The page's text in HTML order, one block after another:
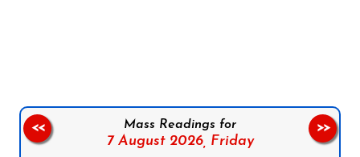
Mass Readings for
7 August 2026, Friday
<< >>